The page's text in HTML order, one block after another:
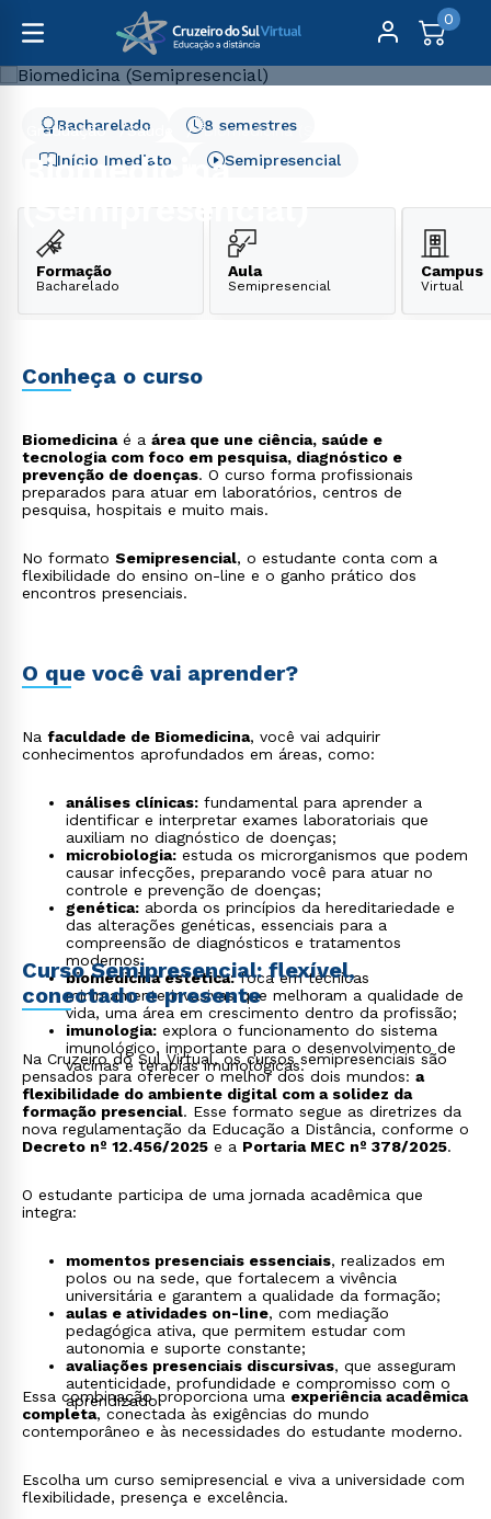
0
Graduação Saúde Biomedicina (Semipresencial)
Biomedicina
(Semipresencial)
Início Imediato
8 semestres
Bacharelado
Semipresencial
Formação
Bacharelado
Aula
Semipresencial
Campus
Virtual
Conheça o curso
Biomedicinaé a área que une ciência, saúde e
tecnologia com foco em pesquisa, diagnóstico e
prevenção de doenças. O curso forma profissionais
preparados para atuar em laboratórios, centros de
pesquisa, hospitais e muito mais.
No formato Semipresencial, o estudante conta com a
flexibilidade do ensino on-line e o ganho prático dos
encontros presenciais.
O que você vai aprender?
Na faculdade de Biomedicina, você vai adquirir
conhecimentos aprofundados em áreas, como:
análises clínicas: fundamental para aprender a
identificar e interpretar exames laboratoriais que
auxiliam no diagnóstico de doenças;
microbiologia: estuda os microrganismos que podem
causar infecções, preparando você para atuar no
controle e prevenção de doenças;
genética: aborda os princípios da hereditariedade e
das alterações genéticas, essenciais para a
compreensão de diagnósticos e tratamentos
modernos;
biomedicina estética:foca em técnicas
minimamente invasivas que melhoram a qualidade de
vida, uma área em crescimento dentro da profissão;
imunologia: explora o funcionamento do sistema
imunológico, importante para o desenvolvimento de
vacinas e terapias imunológicas.
Curso Semipresencial: flexível,
conectado e presente
Na Cruzeiro do Sul Virtual, os cursos semipresenciais são
pensados para oferecer o melhor dos dois mundos: a
flexibilidade do ambiente digital com a solidez da
formação presencial. Esse formato segue as diretrizes da
nova regulamentação da Educação a Distância, conforme o
Decreto nº 12.456/2025 e a Portaria MEC nº 378/2025.
O estudante participa de uma jornada acadêmica que
integra:
momentos presenciais essenciais, realizados em
polos ou na sede, que fortalecem a vivência
universitária e garantem a qualidade da formação;
aulas e atividades on-line, com mediação
pedagógica ativa, que permitem estudar com
autonomia e suporte constante;
avaliações presenciais discursivas, que asseguram
autenticidade, profundidade e compromisso com o
aprendizado.
Essa combinação proporciona uma experiência acadêmica
completa, conectada às exigências do mundo
contemporâneo e às necessidades do estudante moderno.
Escolha um curso semipresencial e viva a universidade com
flexibilidade, presença e excelência.